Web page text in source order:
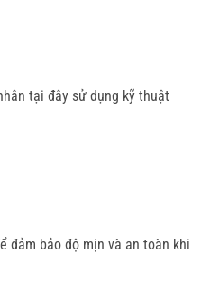
tại đây sử dụng kỹ thuật
đảm bảo độ mịn và an toàn khi